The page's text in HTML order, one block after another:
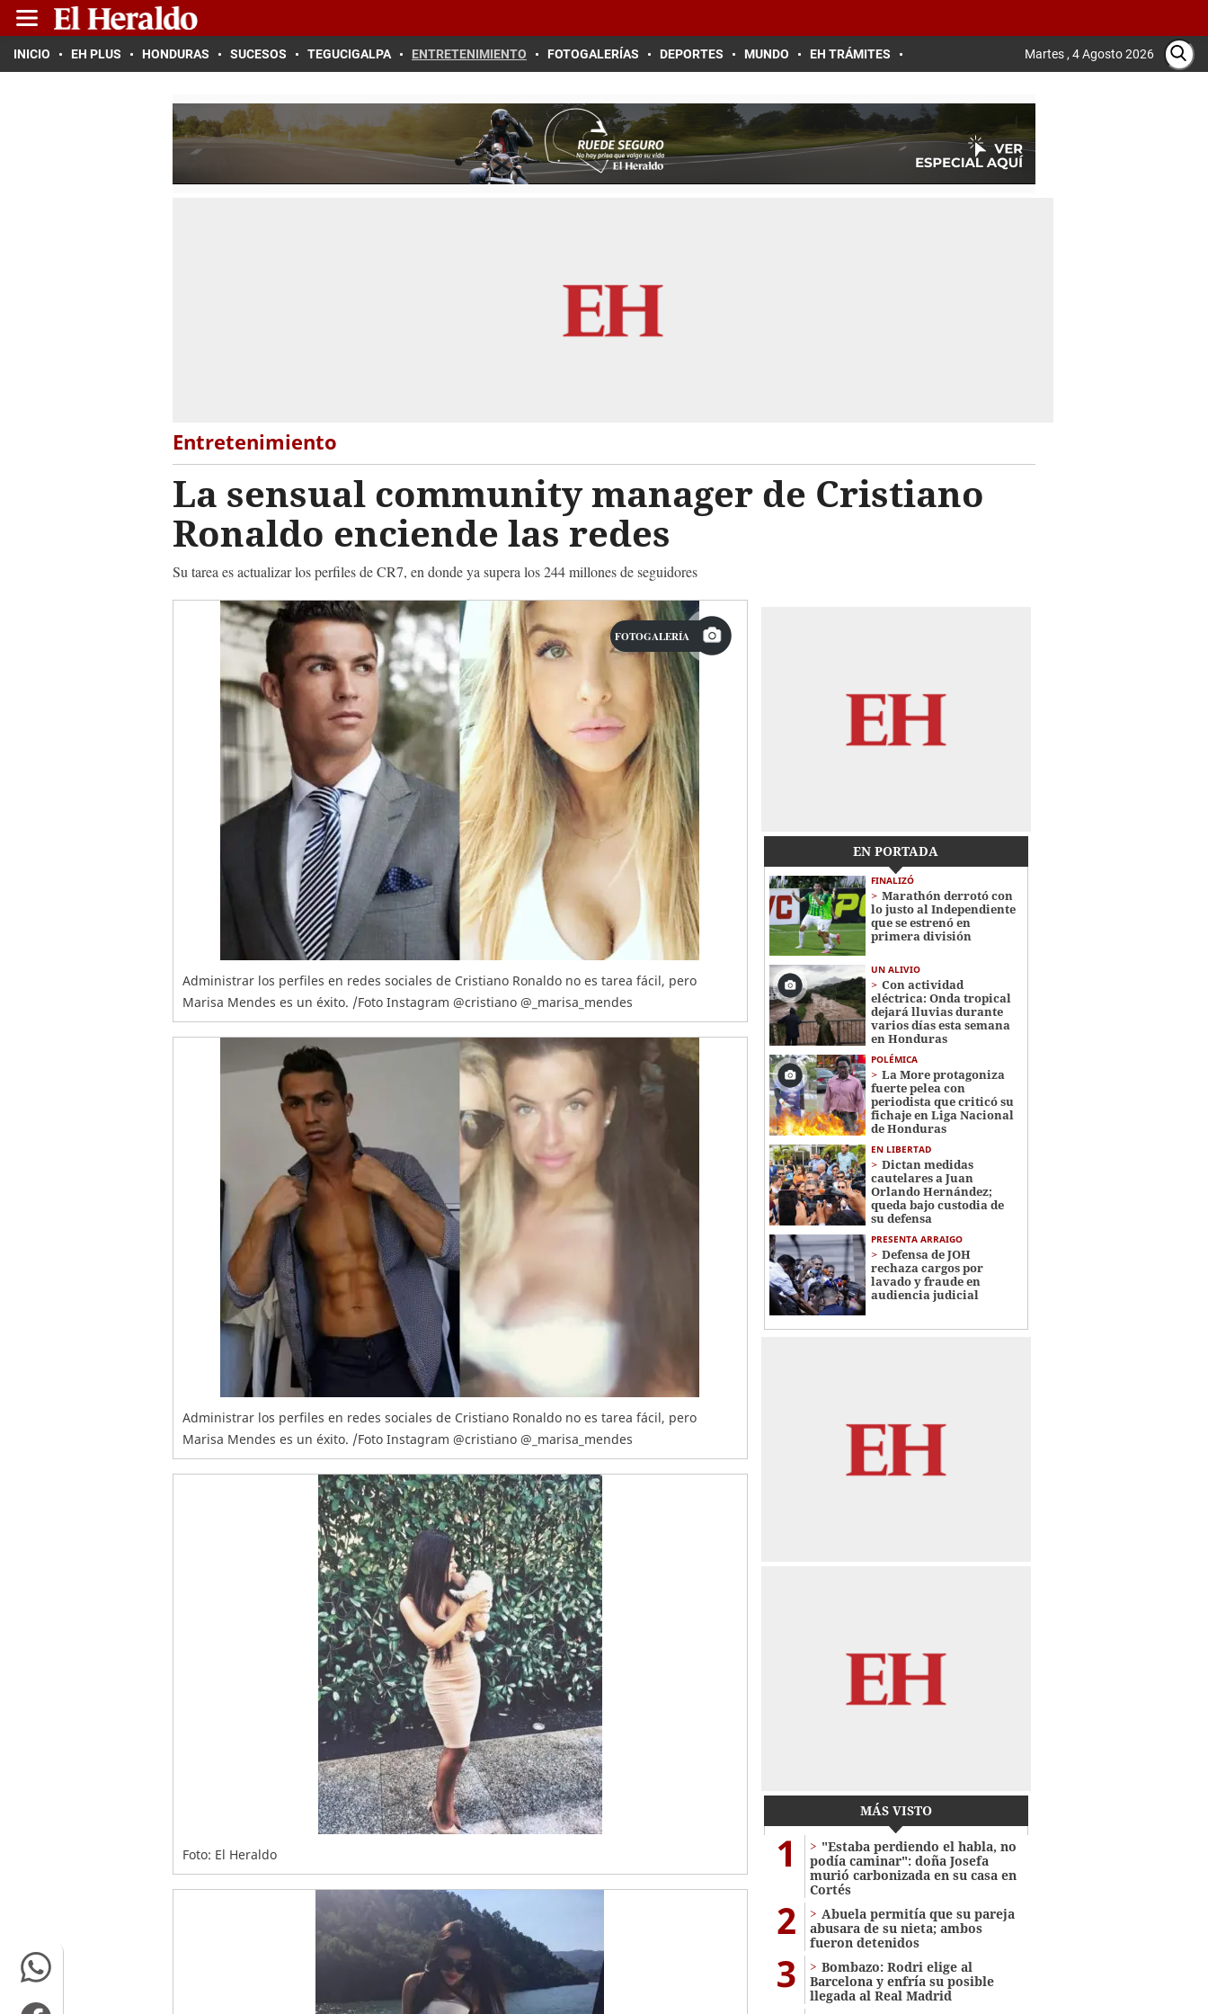
INICIO EH PLUS HONDURAS SUCESOS TEGUCIGALPA ENTRETENIMIENTO FOTOGALERÍAS DEPORTES MUNDO EH TRÁMITES Martes , 4 Agosto 2026
Entretenimiento
La sensual community manager de Cristiano
Ronaldo enciende las redes
Su tarea es actualizar los perfiles de CR7, en donde ya supera los 244 millones de seguidores
FOTOGALERÍA
Administrar los perfiles en redes sociales de Cristiano Ronaldo no es tarea fácil, pero
Marisa Mendes es un éxito. /Foto Instagram @cristiano @_marisa_mendes
Administrar los perfiles en redes sociales de Cristiano Ronaldo no es tarea fácil, pero
Marisa Mendes es un éxito. /Foto Instagram @cristiano @_marisa_mendes
Foto: El Heraldo
EN PORTADA
FINALIZÓ
Marathón derrotó con
lo justo al Independiente
que se estrenó en
primera división
UN ALIVIO
Con actividad
eléctrica: Onda tropical
dejará lluvias durante
varios días esta semana
en Honduras
POLÉMICA
La More protagoniza
fuerte pelea con
periodista que criticó su
fichaje en Liga Nacional
de Honduras
EN LIBERTAD
Dictan medidas
cautelares a Juan
Orlando Hernández;
queda bajo custodia de
su defensa
PRESENTA ARRAIGO
Defensa de JOH
rechaza cargos por
lavado y fraude en
audiencia judicial
MÁS VISTO
1
"Estaba perdiendo el habla, no
podía caminar": doña Josefa
murió carbonizada en su casa en
Cortés
2
Abuela permitía que su pareja
abusara de su nieta; ambos
fueron detenidos
3
Bombazo: Rodri elige al
Barcelona y enfría su posible
llegada al Real Madrid